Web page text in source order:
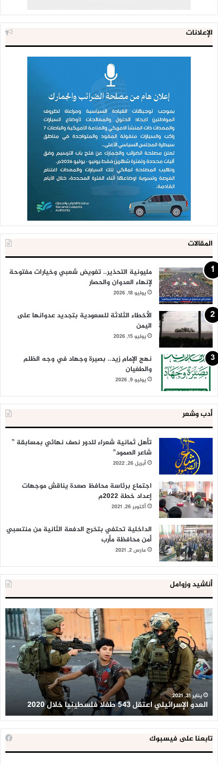
الإعلانات
المقالات
مليونية التحذير.. تفويض شعبي وخيارات مفتوحة
لإنهاء العدوان والحصار
يوليو 18, 2026
الأخطاء الثلاثة للسعودية بتجديد عدوانها على
اليمن
يوليو 15, 2026
نهج الإمام زيد.. بصيرة وجهاد في وجه الظلم
والطغيان
يوليو 9, 2026
أدب وشعر
تأهل ثمانية شعراء للدور نصف نهائي بمسابقة ”
شاعر الصمود”
أبريل 26, 2022
اجتماع برئاسة محافظ صعدة يناقش موجهات
إعداد خطة 2022م
أكتوبر 26, 2021
الداخلية تحتفي بتخرج الدفعة الثانية من منتسبي
أمن محافظة مأرب
مارس 2, 2021
أناشيد وزوامل
العدو
الإسرائيلي
اعتقل
543
طفلا
فلسطينيا
خلال
2020
يناير 31, 2021
العدو الإسرائيلي اعتقل 543 طفلا فلسطينيا خلال 2020
تابعنا على فيسبوك